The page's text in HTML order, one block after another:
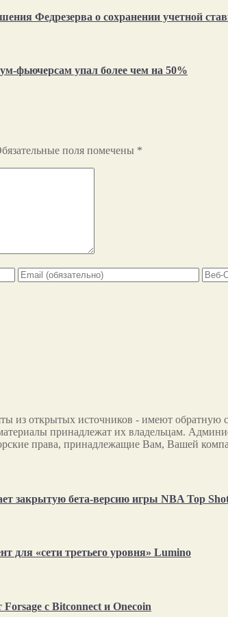
Федрезерва о сохранении учетной
фьючерсам упал более чем на 50%
поля помечены *
из открытых источников - имеют обратную
принадлежат их владельцам.
права, принадлежащие Вам, Вашей
закрытую бета-версию игры NBA Top
для «сети третьего уровня» Lumino
с Bitconnect и Onecoin